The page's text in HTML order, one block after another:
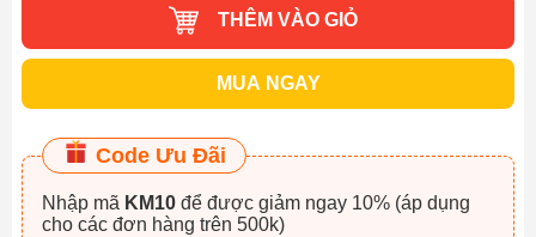
THÊM VÀO GIỎ
MUA NGAY
Code Ưu Đãi
Nhập mã KM10
cho các đơn hàng trên 500k)